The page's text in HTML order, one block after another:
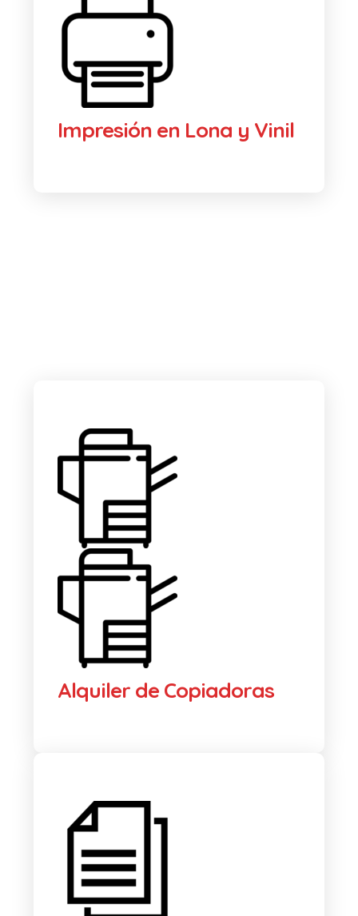
Impresión en Lona y Vinil
Alquiler de Copiadoras